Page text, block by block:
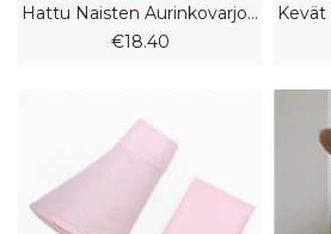
Hattu Naisten Aurinkovarjo Olkihattu Hollow Fashion Aurinkohattu Kalastajahattu
€18.40